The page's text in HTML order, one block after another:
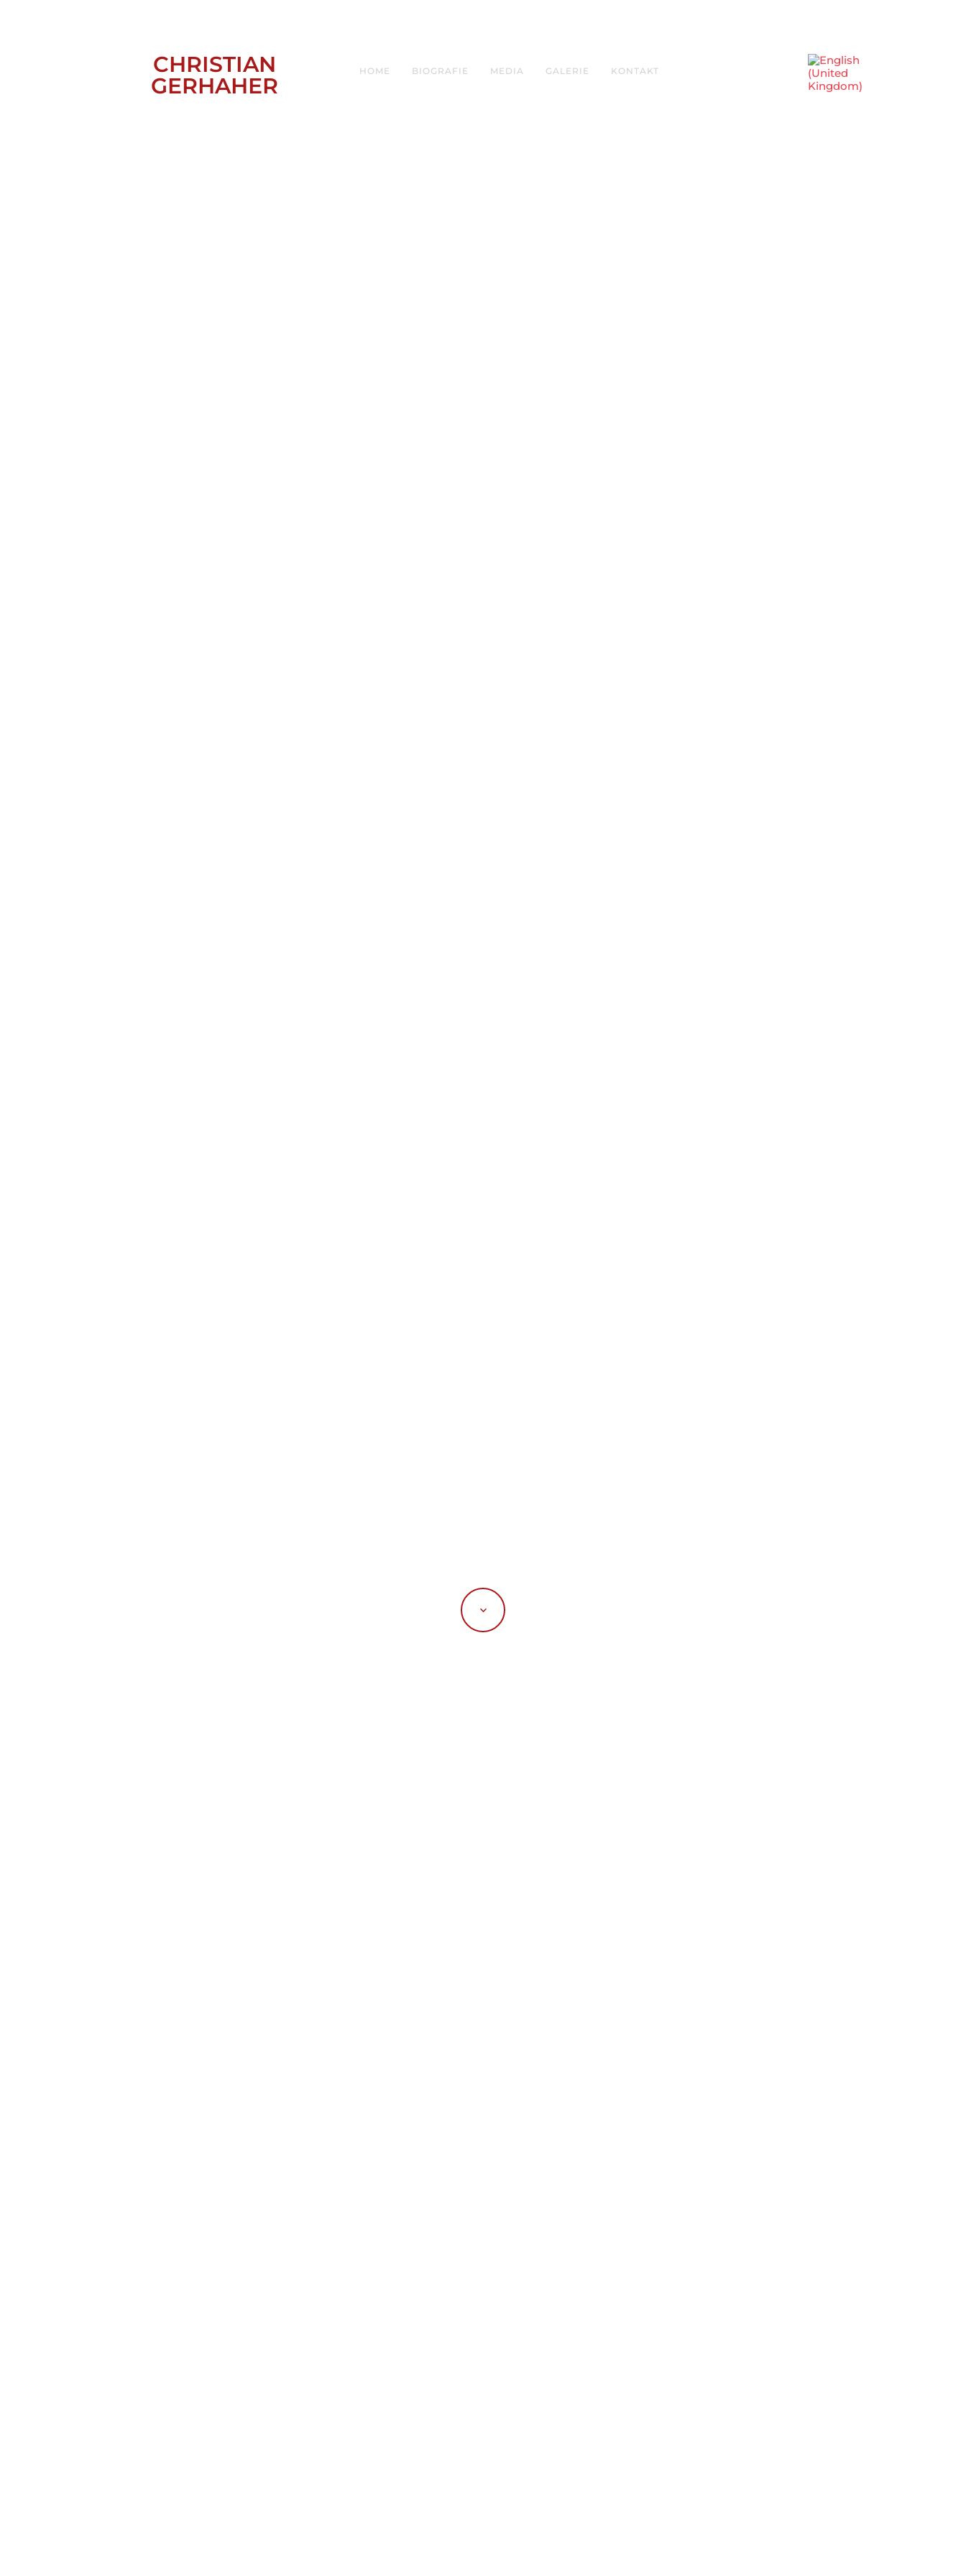
CHRISTIAN
GERHAHER
HOME BIOGRAFIE MEDIA GALERIE KONTAKT
Sprache auswählen